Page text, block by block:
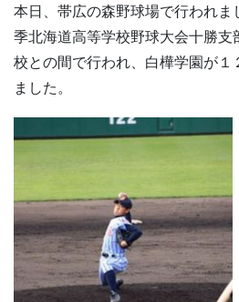
本日、帯広の森野球場で行われ
季北海道高等学校野球大会十勝支
校との間で行われ、白樺学園が
ました。